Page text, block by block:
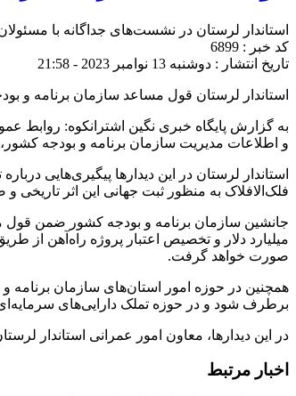
استاندار لرستان در نشست‌های جداگانه با
کد خبر : 6899
تاریخ انتشار : دوشنبه 13 نوامبر 2023 - 21:58
استاندار لرستان قول مساعد سازمان برنامه و
به گزارش پایگاه خبری نگین اشترانکوه: روابط
و اطلاعات مديريت سازمان برنامه و بودجه
فلک‌الافلاک به منظور ثبت جهانی این اثر تاریخی و صدور مجوز ماده ۲۳ سد معشوره، تامین اعتبار ساختمان استانداری و افزایش اعتبارات
صورت خواهد گرفت.
برطرف شود و در حوزه تملک دارایی‌های سرمایه‌ای تخصیص‌های ۱۴۰۲ نیز مورد بحث و بررسی قرار گرفت و مقرر شد بگ سهم
در این دیدارها، معاون امور عمرانی استاندار
اخبار مرتبط